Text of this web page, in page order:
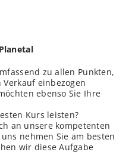
zu allen Punkten,
einbezogen
ebenso Sie Ihre
Kurs leisten?
an unsere kompetenten
nehmen Sie am besten
wir diese Aufgabe